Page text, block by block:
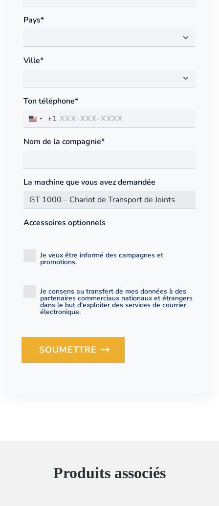
Pays*
Ville*
Ton téléphone*
+1
Nom de la compagnie*
La machine que vous avez demandée
Accessoires optionnels
Je veux être informé des campagnes et
promotions.
Je consens au transfert de mes données à des
partenaires commerciaux nationaux et étrangers
dans le but d'exploiter des services de courrier
électronique.
Loading...
SOUMETTRE
Produits associés